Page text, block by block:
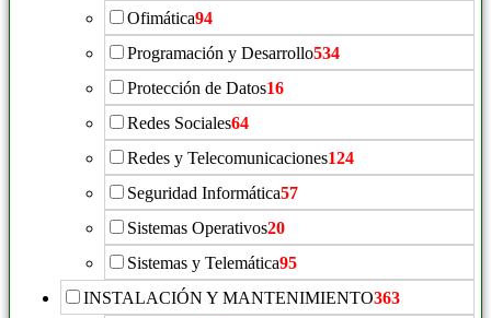
Ofimática94
Programación y Desarrollo534
Protección de Datos16
Redes Sociales64
Redes y Telecomunicaciones124
Seguridad Informática57
Sistemas Operativos20
Sistemas y Telemática95
INSTALACIÓN Y MANTENIMIENTO363